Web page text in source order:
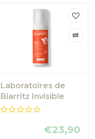
Laboratoires de
Biarritz Invisible
Sun Milk SPF50
€23,90